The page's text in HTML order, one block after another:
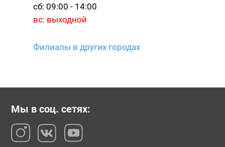
сб: 09:00 - 14:00
вс: выходной
Филиалы в других городах
Мы в соц. сетях: